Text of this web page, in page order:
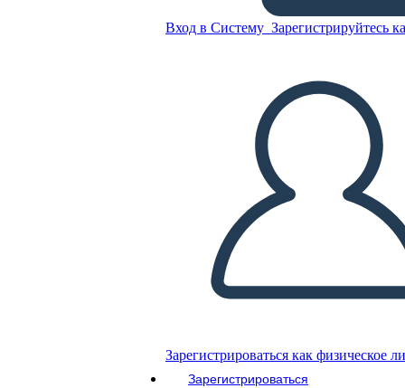
Вход в Систему Зарегистрируйтесь
Зарегистрироваться как физическое
Зарегистрироваться
Terror ציר הזמן
Скопируйте эту раскадровку
СОЗДАТЬ РАСКАДРОВКУ
ВОСПРОИЗВЕСТИ СЛАЙД-ШОУ
ПОЧИТАЙ МНЕ